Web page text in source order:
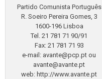
Partido Comunista Português
R. Soeiro Pereira Gomes, 3
1600-196 Lisboa
Tel. 21 781 71 90/91
Fax: 21 781 71 93
e-mail: avante@pcp.pt ou
avante@avante.pt
web: http://www.avante.pt